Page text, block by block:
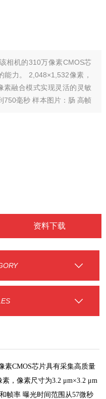
相机的310万像素CMOS芯
能力。 2,048×1,532像素，
素融合模式实现灵活的灵敏
750毫秒 样本图片：肠 高帧
像素提供每秒37张图像
资料下载
素CMOS芯片具有采集高质量
，像素尺寸为3.2 μm×3.2 μm
帧率 曝光时间范围从57微秒